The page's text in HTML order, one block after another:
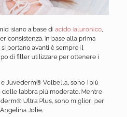
siano a base di acido ialuronico,
consistenza. In base alla prima
portano avanti è sempre il
di filler utilizzare per ottenere i
Juvederm® Volbella, sono i più
delle labbra più moderato. Mentre
Ultra Plus, sono migliori per
Jolie.